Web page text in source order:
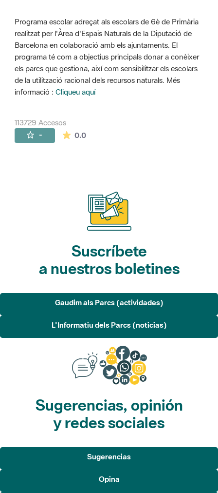
Programa escolar adreçat als escolars de 6è de Primària
realitzat per l'Àrea d'Espais Naturals de la Diputació de
Barcelona en colaboració amb els ajuntaments. El
programa té com a objectius principals donar a conèixer
els parcs que gestiona, així com sensibilitzar els escolars
de la utilització racional dels recursos naturals. Més
informació : Cliqueu aquí
113729 Accesos
- 0.0La valoración media es de 0 estrellas de
Suscríbete
a nuestros boletines
Gaudim als Parcs (actividades)
L'Informatiu dels Parcs (noticias)
Sugerencias, opinión
y redes sociales
Sugerencias
Opina